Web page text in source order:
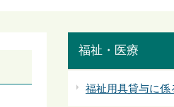
福祉・医療
福祉用具貸与に係